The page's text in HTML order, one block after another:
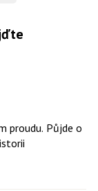
proudu. Půjde o